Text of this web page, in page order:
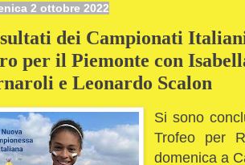
2 ottobre 2022
dei Campionati
per il Piemonte con
e Leonardo Scalon
Si sono
Trofeo per
domenica a